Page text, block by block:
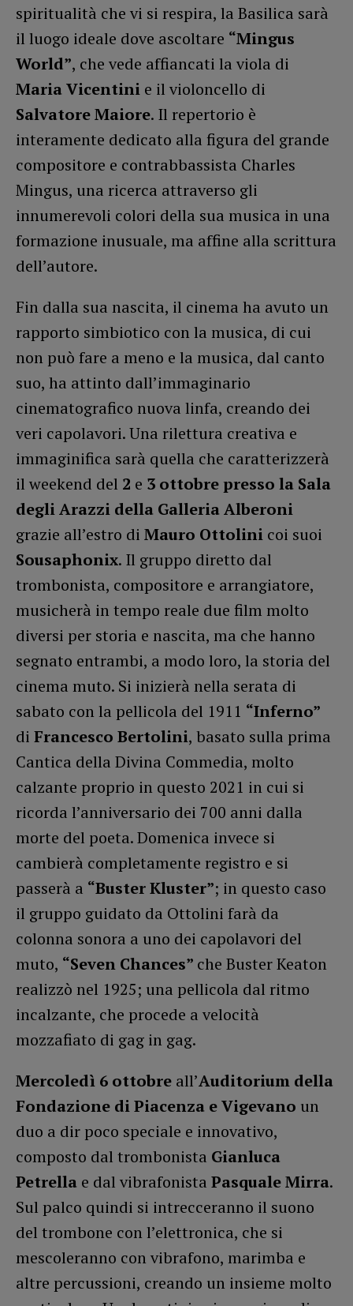
spiritualità che vi si respira, la Basilica sarà
il luogo ideale dove ascoltare “Mingus
World”, che vede affiancati la viola di
Maria Vicentini e il violoncello di
Salvatore Maiore. Il repertorio è
interamente dedicato alla figura del grande
compositore e contrabbassista Charles
Mingus, una ricerca attraverso gli
innumerevoli colori della sua musica in una
formazione inusuale, ma affine alla scrittura
dell’autore.
Fin dalla sua nascita, il cinema ha avuto un
rapporto simbiotico con la musica, di cui
non può fare a meno e la musica, dal canto
suo, ha attinto dall’immaginario
cinematografico nuova linfa, creando dei
veri capolavori. Una rilettura creativa e
immaginifica sarà quella che caratterizzerà
il weekend del 2 e 3 ottobre presso la Sala
degli Arazzi della Galleria Alberoni
grazie all’estro di Mauro Ottolini coi suoi
Sousaphonix. Il gruppo diretto dal
trombonista, compositore e arrangiatore,
musicherà in tempo reale due film molto
diversi per storia e nascita, ma che hanno
segnato entrambi, a modo loro, la storia del
cinema muto. Si inizierà nella serata di
sabato con la pellicola del 1911 “Inferno”
di Francesco Bertolini, basato sulla prima
Cantica della Divina Commedia, molto
calzante proprio in questo 2021 in cui si
ricorda l’anniversario dei 700 anni dalla
morte del poeta. Domenica invece si
cambierà completamente registro e si
passerà a “Buster Kluster”; in questo caso
il gruppo guidato da Ottolini farà da
colonna sonora a uno dei capolavori del
muto, “Seven Chances” che Buster Keaton
realizzò nel 1925; una pellicola dal ritmo
incalzante, che procede a velocità
mozzafiato di gag in gag.
Mercoledì 6 ottobre all’Auditorium della
Fondazione di Piacenza e Vigevano un
duo a dir poco speciale e innovativo,
composto dal trombonista Gianluca
Petrella e dal vibrafonista Pasquale Mirra.
Sul palco quindi si intrecceranno il suono
del trombone con l’elettronica, che si
mescoleranno con vibrafono, marimba e
altre percussioni, creando un insieme molto